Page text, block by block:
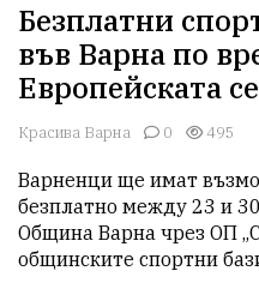
Безплатни
във Варна по
Европейската
Красива Варна 0 495
Варненци ще имат
безплатно между 23 и
Община Варна чрез ОП
общинските спортни